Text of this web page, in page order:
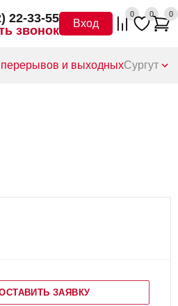
22-33-55
звонок
Вход
0 0 0
перерывов и выходныхСургут
ЗАЯВКУ